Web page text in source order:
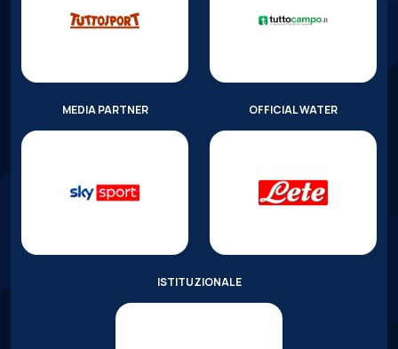
MEDIA PARTNER OFFICIAL WATER
ISTITUZIONALE